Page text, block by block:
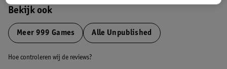
Bekijk ook
Meer 999 Games Alle Unpublished
Hoe controleren wij de reviews?